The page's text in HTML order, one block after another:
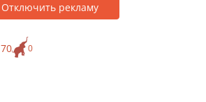
Отключить рекламу
0
70